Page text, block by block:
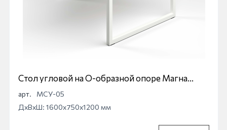
Стол угловой на О-образной опоре Магна
МСУ-05
арт.
МСУ-05
ДхВхШ: 1600x750x1200 мм